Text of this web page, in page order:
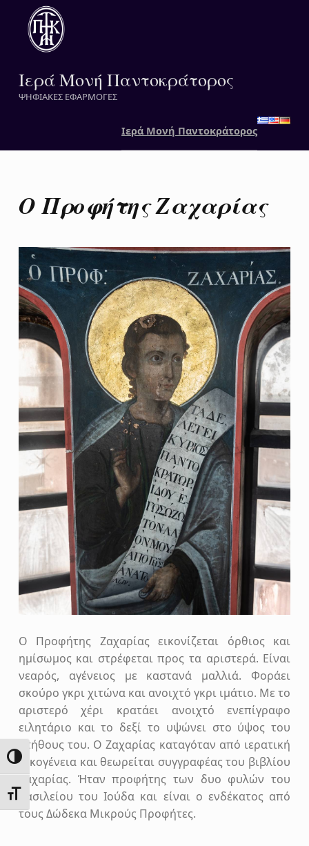
ΕΝΑΛΛΑΓΉ ΥΨΗΛΉΣ ΑΝΤΊΘΕΣΗΣ
ΕΝΑΛΛΑΓΉ ΜΕΓΈΘΟΥΣ ΓΡΑΜΜΆΤΩΝ
Ιερά Μονή Παντοκράτορος
ΨΗΦΙΑΚΕΣ ΕΦΑΡΜΟΓΕΣ
Ιερά Μονή Παντοκράτορος
Ο Προφήτης Ζαχαρίας
Ο Προφήτης Ζαχαρίας εικονίζεται όρθιος και
ημίσωμος και στρέφεται προς τα αριστερά. Είναι
νεαρός, αγένειος με καστανά μαλλιά. Φοράει
σκούρο γκρι χιτώνα και ανοιχτό γκρι ιμάτιο. Με το
αριστερό χέρι κρατάει ανοιχτό ενεπίγραφο
ειλητάριο και το δεξί το υψώνει στο ύψος του
στήθους του. Ο Ζαχαρίας καταγόταν από ιερατική
οικογένεια και θεωρείται συγγραφέας του βιβλίου
Ζαχαρίας. Ήταν προφήτης των δυο φυλών του
Βασιλείου του Ιούδα και είναι ο ενδέκατος από
τους Δώδεκα Μικρούς Προφήτες.
Skip back to main navigation